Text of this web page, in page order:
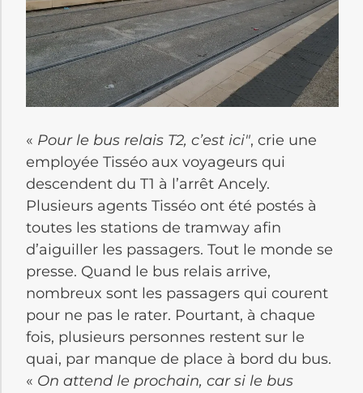
« Pour le bus relais T2, c’est ici″, crie une
employée Tisséo aux voyageurs qui
descendent du T1 à l’arrêt Ancely.
Plusieurs agents Tisséo ont été postés à
toutes les stations de tramway afin
d’aiguiller les passagers. Tout le monde se
presse. Quand le bus relais arrive,
nombreux sont les passagers qui courent
pour ne pas le rater. Pourtant, à chaque
fois, plusieurs personnes restent sur le
quai, par manque de place à bord du bus.
« On attend le prochain, car si le bus